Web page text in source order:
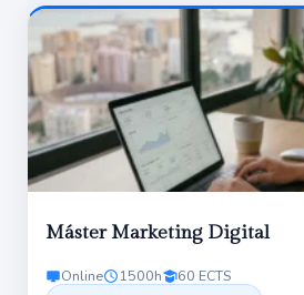
Máster Marketing Digital
Online 1500h 60 ECTS